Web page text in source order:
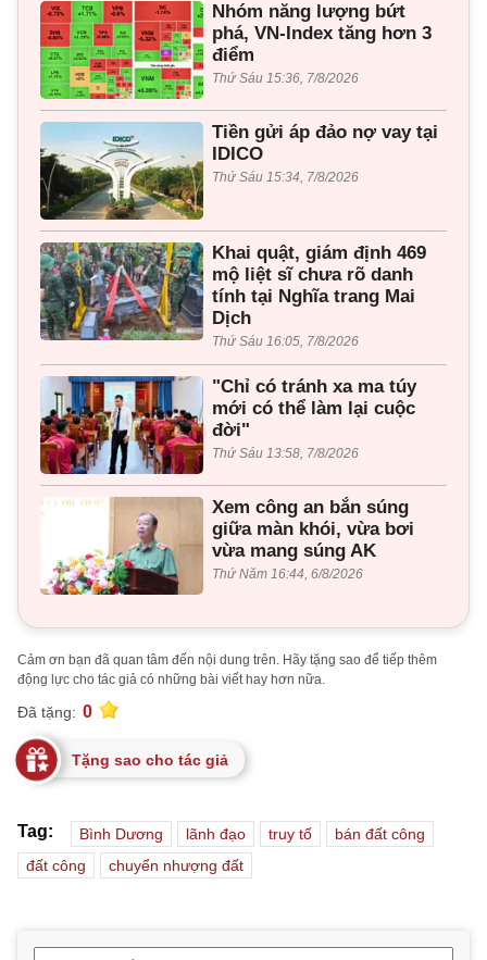
Nhóm năng lượng bứt
phá, VN-Index tăng hơn 3
điểm
Thứ Sáu 15:36, 7/8/2026
Tiền gửi áp đảo nợ vay tại
IDICO
Thứ Sáu 15:34, 7/8/2026
Khai quật, giám định 469
mộ liệt sĩ chưa rõ danh
tính tại Nghĩa trang Mai
Dịch
Thứ Sáu 16:05, 7/8/2026
"Chỉ có tránh xa ma túy
mới có thể làm lại cuộc
đời"
Thứ Sáu 13:58, 7/8/2026
Xem công an bắn súng
giữa màn khói, vừa bơi
vừa mang súng AK
Thứ Năm 16:44, 6/8/2026
Cảm ơn bạn đã quan tâm đến nội dung trên. Hãy tặng sao để tiếp thêm
động lực cho tác giả có những bài viết hay hơn nữa.
Đã tặng: 0
Tặng sao cho tác giả
Tag: Bình Dương lãnh đạo truy tố
bán đất công
đất công
chuyển nhượng đất